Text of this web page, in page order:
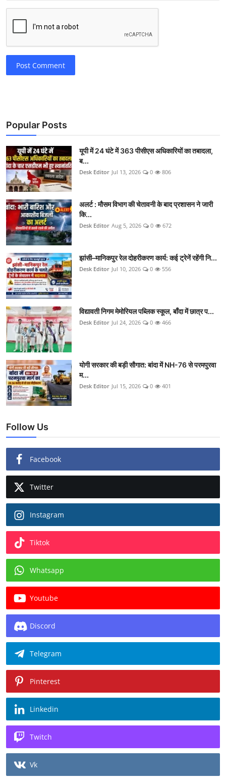
Post Comment
Popular Posts
यूपी में 24 घंटे में 363 पीसीएस अधिकारियों का तबादला,
ब...
Desk Editor Jul 13, 2026 0 806
अलर्ट : मौसम विभाग की चेतावनी के बाद प्रशासन ने जारी
कि...
Desk Editor Aug 5, 2026 0 672
झांसी–मानिकपुर रेल दोहरीकरण कार्य: कई ट्रेनें रहेंगी नि...
Desk Editor Jul 10, 2026 0 556
विद्यावती निगम मेमोरियल पब्लिक स्कूल, बाँदा में छात्र प...
Desk Editor Jul 24, 2026 0 466
योगी सरकार की बड़ी सौगात: बांदा में NH-76 से परमपुरवा
म...
Desk Editor Jul 15, 2026 0 401
Follow Us
Facebook
Twitter
Instagram
Tiktok
Whatsapp
Youtube
Discord
Telegram
Pinterest
Linkedin
Twitch
Vk